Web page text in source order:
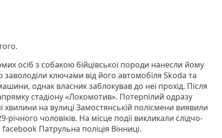
осіб з собакою бійцівської породи нанесли йому
заволоділи ключами від його автомобіля Skoda та
однак власник заблокував до неї прохід. Після
стадіону «Локомотив». Потерпілий одразу
хвилини на вулиці Замостянській полісмени виявили
річного чоловіків. На місце події викликали слідчо-
Патрульна поліція Вінниці.